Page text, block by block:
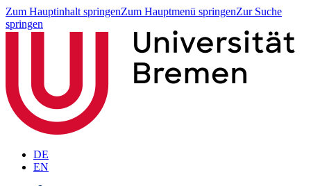
Zum Hauptinhalt springenZum Hauptmenü springenZur Suche
springen
DE
EN